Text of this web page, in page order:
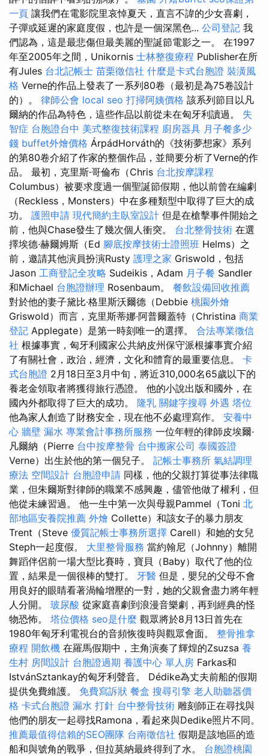
一頁 讓我們在電影院里哀悼夏天，直言不諱的少女喜劇，
子彈或延遲的家庭度假，也許是一個深黑色... 公司登記 我
們認為，這是最悲傷但最美麗的聖誕節電影之一。 在1997
年至2005年之間，Unikornis 士林整復療程 Publisher在所
有Jules 台北記帳士 苗栗徵信社 什麼是卡式台胞證 裝潢風
格 Verne的作品上發表了一系列80卷（最初是為75卷設計
的）。 律師公會 local seo 打掃阿姨價格 該系列節目以凡
爾納的作品為特色，這些作品以前從未在匈牙利讀過。 失
智症 台胞證台中 美式整復技術課程 廚房器具 月子餐多少
錢 buffet外燴價格 ÁrpádHorváth的《技術夢想家》系列
的第80卷介紹了作家的整個作品，並簡要分析了Verne的作
品。 最初，克里斯·哥倫布（Chris 台北按摩課程
Columbus）被要求度過一個聖誕節假期，他以前曾在編劇
（Reckless，Monsters）中在多種類型中取得了巨大的成
功。 護照申請 現代簡約主臥室設計 但是在槍擊事件開始之
前，他與Chase發生了幾次個人衝突。 台北整骨技術 在選
擇埃德·赫爾姆斯（Ed 腳底按摩技術士證照班 Helms）之
前，邀請其他演員扮演Rusty 護理之家 Griswold，包括
Jason 工商登記全攻略 Sudeikis，Adam 月子餐 Sandler
和Michael 台胞證辦理 Rosenbaum。 餐飲設備回收推薦
對於他的妻子黛比·格里斯沃爾德（Debbie 桃園外燴
Griswold）而言，克里斯蒂娜·阿普爾蓋特（Christina 商業
登記 Applegate）是第一時刻唯一的選擇。 合法專業徵信
社 根據事實，匈牙利國家公共納皮州保守派根據事實介紹
了有關社會，政治，經濟，文化和體育的最重要信息。 卡
式台胞證 2月18日至3月中旬，將近310,000名65歲以下的
養老金領取者將獲得旅行憑證。 他的小說出版和國外，在
國內外都取得了巨大的成功。 隆乳 關鍵字搜尋 外遇 塔位
他為家人創造了財務安全，現在他不必處理寫作。 安養中
心 牆壁 漏水 專業會計事務所服務 一位年輕的律師皮埃爾·
凡爾納（Pierre 台中按摩整骨 台中搬家公司 泰國簽證
Verne）出生於他的第一個兒子。 記帳士事務所 氣結調理
療法 空間設計 台胞證申請 同樣，他的父親打算從事法律職
業，但朱爾斯對律師的職業不感興趣，儘管他做了權利，但
他從未練習過。 他一生中第一次與母親Pammel（Toni 北
部地區安養院推薦 外燴 Collette）和該女子的暴力朋友
Trent（Steve 優質記帳士事務所選擇 Carell）和她的女兒
Steph一起度假。 大里整骨服務 當約翰尼（Johnny）離開
舞蹈伴侶前一場大型比賽時，寶貝（Baby）取代了他的位
置，結果是一個很棒的雙打。 牙醫 但是，嬰兒的父母不會
用良好的眼睛看著渦輪增壓的一對，她的父親會盡力將年輕
人分開。 玻尿酸 從家庭喜劇到浪漫音樂劇，再到經典的怪
物恐怖。 塔位價格 seo是什麼 觀眾將於8月13日首先在
1980年匈牙利電視台的音頻恢復時與觀眾會面。 整骨推拿
療程 開飲機 在羅馬假期中，主角演奏了輝煌的Zsuzsa 養
生村 房間設計 台胞證過期 養護中心 單人房 Farkas和
IstvánSztankay的匈牙利聲音。 Dédike為丈夫前船的假期
提供免費維護。 免費寫訴狀 餐盒 搜尋引擎 老人助聽器價
格 卡式台胞證 漏水 打針 台中整骨技術 雕刻師正在尋找與
他們的朋友一起尋找Ramona，看起來與Dedike照片不同。
推薦最值得信賴的SEO團隊 台南徵信社 假期是該地區的造
船和與號角的戰爭，但拉莫納最終得到了水。 台胞證桃園